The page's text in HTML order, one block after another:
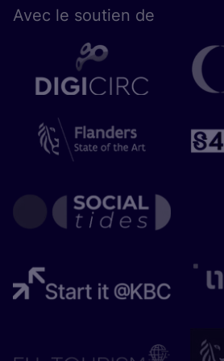
Avec le sou­tien de